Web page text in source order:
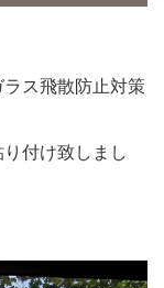
ス飛散防止対策
付け致しまし